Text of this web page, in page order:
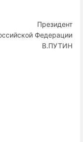
Президент
Федерации
В.ПУТИН